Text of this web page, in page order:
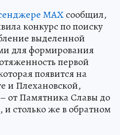
МАХсообщил,
конкурс по поиску
выделенной
для формирования
первой
появится на
и Плехановской,
– от Памятника Славы до
и столько же в обратном